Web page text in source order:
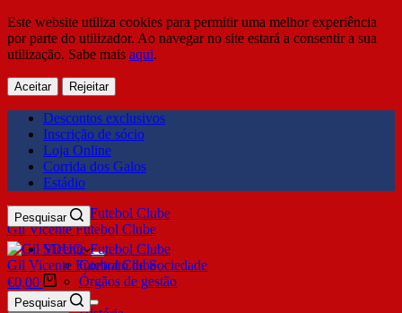
Este website utiliza cookies para permitir uma melhor experiência
por parte do utilizador. Ao navegar no site estará a consentir a sua
utilização. Sabe mais aqui.
Aceitar Rejeitar
Descontos exclusivos
Inscrição de sócio
Loja Online
Corrida dos Galos
Estádio
Gil Vicente Futebol Clube
Pesquisar
SDUQ
Contrato de Sociedade
Órgãos de gestão
Clube
Gil Vicente Futebol Clube
€0,00
Pesquisar